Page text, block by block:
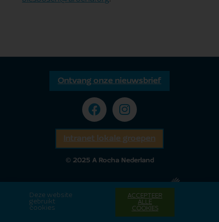
Ontvang onze nieuwsbrief
Intranet lokale groepen
© 2025 A Rocha Nederland
Deze website
gebruikt
cookies
ACCEPTEER
ALLE
COOKIES